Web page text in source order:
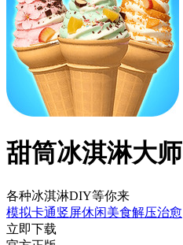
甜筒冰淇淋大师
各种冰淇淋DIY等你来
模拟卡通竖屏休闲美食解压治愈
立即下载